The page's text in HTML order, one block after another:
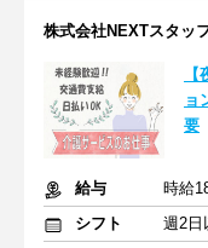
株式会社NEXTスタッ
ョ
要
給与
時給
シフト
週2日